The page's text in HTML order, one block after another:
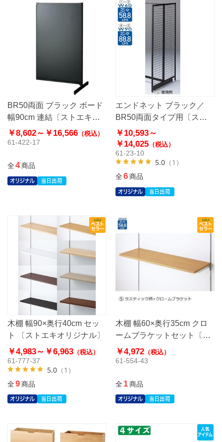
BR50両面 ブラック ボード
幅90cm 連結〔ストエキオ
リジナル〕
￥8,602～ ￥16,566 （税込）
61-422-17
全4商品
エンドネット ブラック／
BR50両面タイプ用〔スト
エキオリジナル〕
￥10,593～
￥14,025（税込）
61-23-10
5.0（1）
全6商品
木棚 幅90×奥行40cm セッ
ト 〔ストエキオリジナル〕
￥4,983～ ￥6,963 （税込）
61-777-37
5.0 （1）
全9商品
木棚 幅60×奥行35cm クロ
ームブラケットセット〔ス
トエキオリジナル〕
￥4,972（税込）
61-554-43
全1商品